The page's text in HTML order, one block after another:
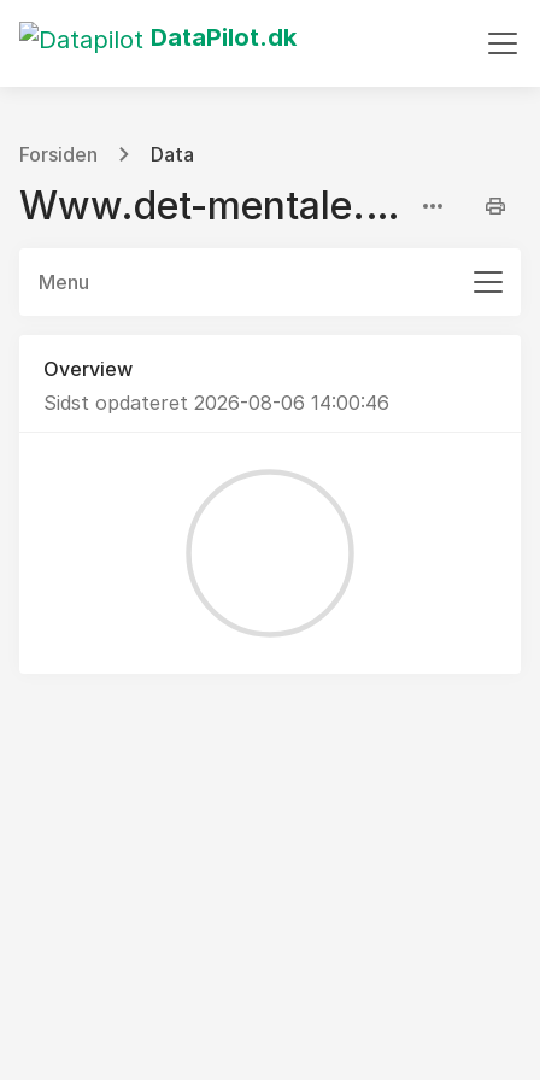
DataPilot.dk
Forsiden Data
Www.det-mentale.dk
Menu
Overview
Sidst opdateret 2026-08-06 14:00:46